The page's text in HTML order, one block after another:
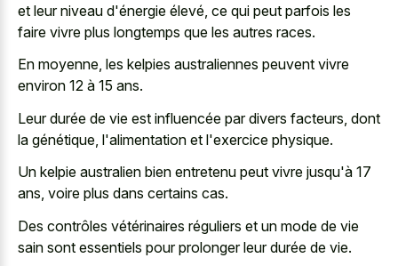
et leur niveau d'énergie élevé, ce qui peut parfois les
faire vivre plus longtemps que les autres races.
En moyenne, les kelpies australiennes peuvent vivre
environ 12 à 15 ans.
Leur durée de vie est influencée par divers facteurs, dont
la génétique, l'alimentation et l'exercice physique.
Un kelpie australien bien entretenu peut vivre jusqu'à 17
ans, voire plus dans certains cas.
Des contrôles vétérinaires réguliers et un mode de vie
sain sont essentiels pour prolonger leur durée de vie.